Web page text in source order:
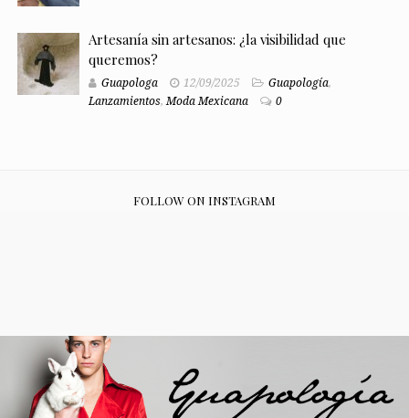
Artesanía sin artesanos: ¿la visibilidad que
queremos?
Guapologa 12/09/2025 Guapología,
Lanzamientos,Moda Mexicana 0
FOLLOW ON INSTAGRAM